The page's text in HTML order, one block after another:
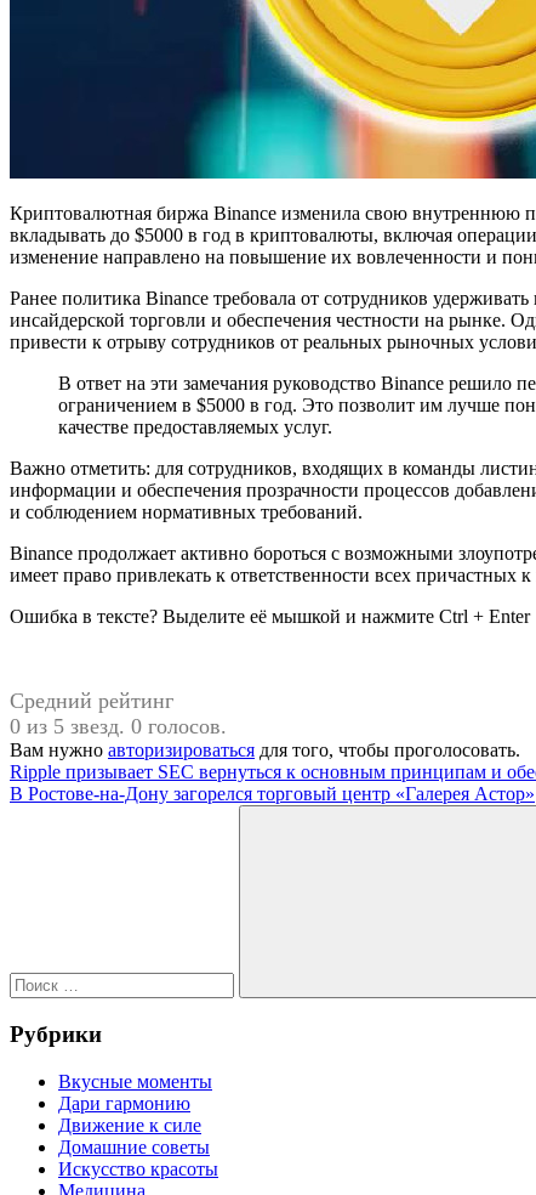
Криптовалютная биржа Binance изменила свою внутреннюю
вкладывать до $5000 в год в криптовалюты, включая
изменение направлено на повышение их вовлеченности и
Ранее политика Binance требовала от сотрудников
инсайдерской торговли и обеспечения честности на рынке.
привести к отрыву сотрудников от реальных рыночных
В ответ на эти замечания руководство Binance решило
ограничением в $5000 в год. Это позволит им лучше
качестве предоставляемых услуг.
Важно отметить: для сотрудников, входящих в команды
информации и обеспечения прозрачности процессов
и соблюдением нормативных требований.
Binance продолжает активно бороться с возможными
имеет право привлекать к ответственности всех причастных
Ошибка в тексте? Выделите её мышкой и нажмите Ctrl + Enter
Средний рейтинг
0 из 5 звезд. 0 голосов.
Вам нужно авторизироваться для того, чтобы проголосовать.
Навигация
по
Предыдущая
запись:
Ripple призывает SEC вернуться к основным принципам и
Следующая
В Ростове-на-Дону загорелся торговый центр «Галерея Астор»
Поиск
Рубрики
Вкусные моменты
Дари гармонию
Движение к силе
Домашние советы
Искусство красоты
Медицина